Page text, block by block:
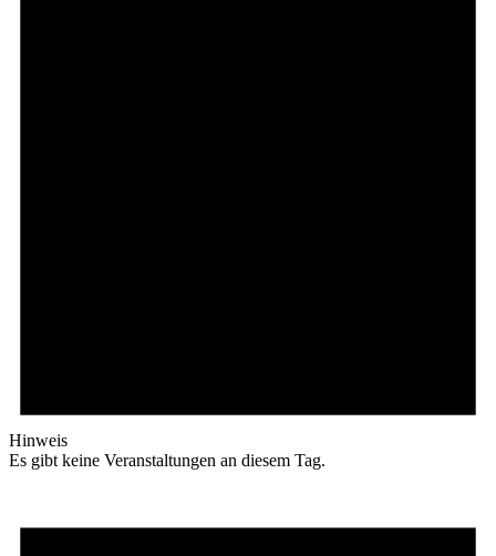
Hinweis
Es gibt keine Veranstaltungen an diesem Tag.